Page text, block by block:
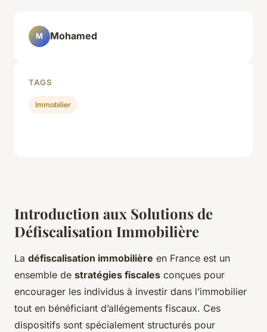
Introduction aux Solutions de
Défiscalisation Immobilière
La défiscalisation immobilière en France est un
ensemble de stratégies fiscales conçues pour
encourager les individus à investir dans l’immobilier
tout en bénéficiant d’allégements fiscaux. Ces
dispositifs sont spécialement structurés pour
M Mohamed
TAGS
Immobilier